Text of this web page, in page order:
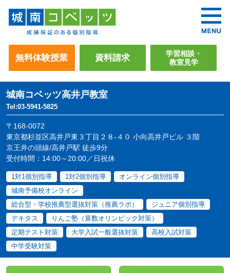
無料体験授業 資料請求
学習相談・
教室見学
城南コベッツ高井戸教室
Tel:03-5941-5825
〒168-0072
東京都杉並区高井戸東３丁目２８-４０ 小向高井戸ビル ３階
京王井の頭線/高井戸駅 徒歩9分
受付時間：14:00～20:00／日祝休
1対1個別指導 1対2個別指導
オンライン個別指導
城南予備校オンライン
総合型・学校推薦型選抜対策（推薦ラボ）
ジュニア個別指導
デキタス
りんご塾（算数オリンピック対策）
定期テスト対策
大学入試一般選抜対策
高校入試対策
中学受験対策